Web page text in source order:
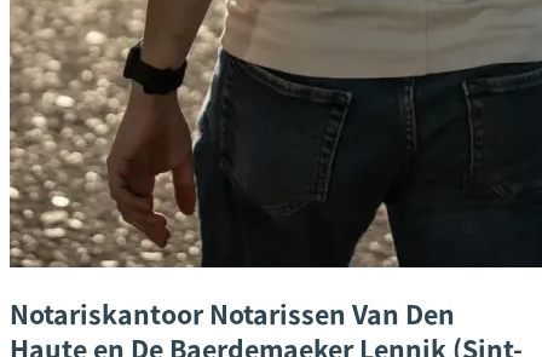
Notariskantoor Notarissen Van Den
Haute en De BaerdemaekerLennik (Sint-